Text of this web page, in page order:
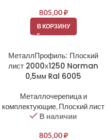
805,00₽
В КОРЗИНУ
МеталлПрофиль: Плоский
лист 2000х1250 Norman
0,5мм Ral 6005
Металлочерепица и
комплектующие, Плоский лист
В наличии
805,00₽